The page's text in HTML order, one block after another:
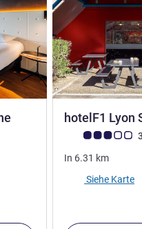
ALL)
hotelF1 Lyon
Note
In 6.31 km
Siehe Karte